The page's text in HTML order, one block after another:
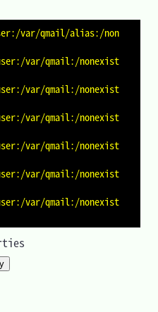
var/qmail/alias:/non
var/qmail:/nonexist
var/qmail:/nonexist
var/qmail:/nonexist
var/qmail:/nonexist
var/qmail:/nonexist
var/qmail:/nonexist